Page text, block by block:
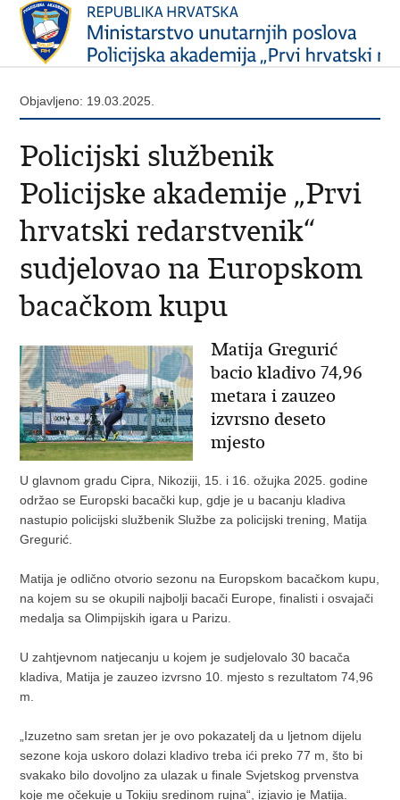
Objavljeno: 19.03.2025.
Policijski službenik
Policijske akademije „Prvi
hrvatski redarstvenik“
sudjelovao na Europskom
bacačkom kupu
Matija Gregurić
bacio kladivo 74,96
metara i zauzeo
izvrsno deseto
mjesto
U glavnom gradu Cipra, Nikoziji, 15. i 16. ožujka 2025. godine
održao se Europski bacački kup, gdje je u bacanju kladiva
nastupio policijski službenik Službe za policijski trening, Matija
Gregurić.
Matija je odlično otvorio sezonu na Europskom bacačkom kupu,
na kojem su se okupili najbolji bacači Europe, finalisti i osvajači
medalja sa Olimpijskih igara u Parizu.
U zahtjevnom natjecanju u kojem je sudjelovalo 30 bacača
kladiva, Matija je zauzeo izvrsno 10. mjesto s rezultatom 74,96
m.
„Izuzetno sam sretan jer je ovo pokazatelj da u ljetnom dijelu
sezone koja uskoro dolazi kladivo treba ići preko 77 m, što bi
svakako bilo dovoljno za ulazak u finale Svjetskog prvenstva
koje me očekuje u Tokiju sredinom rujna“, izjavio je Matija.